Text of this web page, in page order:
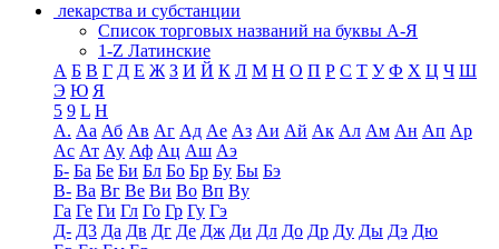
лекарства и субстанции
Список торговых названий на буквы А-Я
1-Z Латинские
А Б В Г Д Е Ж З И Й К Л М Н О П Р С Т У Ф Х Ц Ч Ш
Э Ю Я
5 9 L H
А. Аа Аб Ав Аг Ад Ае Аз Аи Ай Ак Ал Ам Ан Ап Ар
Ас Ат Ау Аф Ац Аш Аэ
Б- Ба Бе Би Бл Бо Бр Бу Бы Бэ
В- Ва Вг Ве Ви Во Вп Ву
Га Ге Ги Гл Го Гр Гу Гэ
Д- Д3 Да Дв Дг Де Дж Ди Дл До Др Ду Ды Дэ Дю